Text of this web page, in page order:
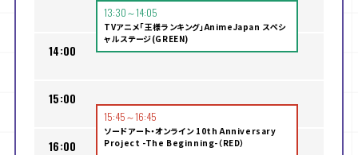
13:30～14:05
TVアニメ「王様ランキング」AnimeJapan スペシ
ャルステージ(GREEN)
14:00
15:00
15:45～16:45
ソードアート・オンライン 10th Anniversary
Project -The Beginning-（RED）
16:00